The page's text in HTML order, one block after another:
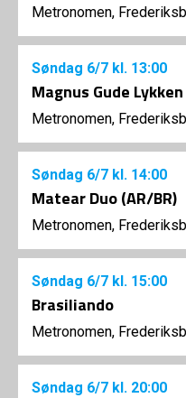
Metronomen,
Søndag 6/7 kl. 13:00
Magnus Gude
Metronomen,
Søndag 6/7 kl. 14:00
Matear Duo (AR/BR)
Metronomen,
Søndag 6/7 kl. 15:00
Brasiliando
Metronomen,
Søndag 6/7 kl. 20:00